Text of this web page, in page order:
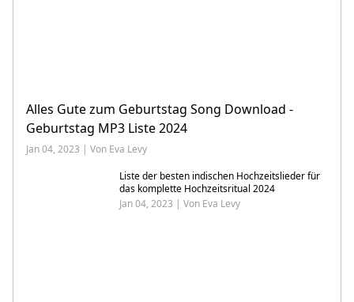
Alles Gute zum Geburtstag Song Download -
Geburtstag MP3 Liste 2024
Jan 04, 2023 | Von Eva Levy
Liste der besten indischen Hochzeitslieder für
das komplette Hochzeitsritual 2024
Jan 04, 2023 | Von Eva Levy